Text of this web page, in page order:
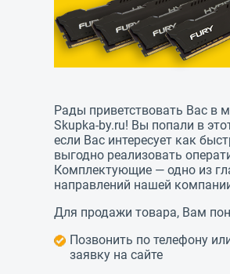
Рады приветствовать Вас в
Skupka-by.ru! Вы попали в
если Вас интересует как
выгодно реализовать
Комплектующие — одно из
направлений нашей
Для продажи товара, Вам
Позвонить по телефону
заявку на сайте